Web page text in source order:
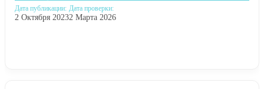
Дата публикации:
2 Октября 2023
Дата проверки:
2 Марта 2026